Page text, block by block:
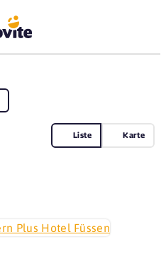
Liste Karte